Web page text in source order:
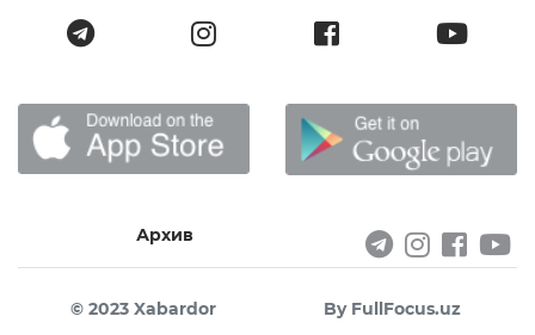
Архив
© 2023 Xabardor By FullFocus.uz